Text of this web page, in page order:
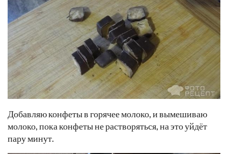
Добавляю конфеты в горячее молоко, и вымешиваю
молоко, пока конфеты не растворяться, на это уйдёт
пару минут.